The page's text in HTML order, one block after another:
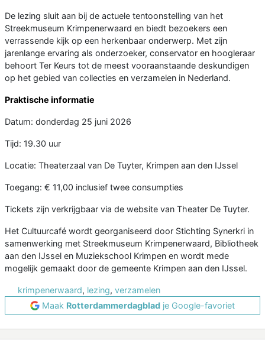
De lezing sluit aan bij de actuele tentoonstelling van het
Streekmuseum Krimpenerwaard en biedt bezoekers een
verrassende kijk op een herkenbaar onderwerp. Met zijn
jarenlange ervaring als onderzoeker, conservator en hoogleraar
behoort Ter Keurs tot de meest vooraanstaande deskundigen
op het gebied van collecties en verzamelen in Nederland.
Praktische informatie
Datum: donderdag 25 juni 2026
Tijd: 19.30 uur
Locatie: Theaterzaal van De Tuyter, Krimpen aan den IJssel
Toegang: € 11,00 inclusief twee consumpties
Tickets zijn verkrijgbaar via de website van Theater De Tuyter.
Het Cultuurcafé wordt georganiseerd door Stichting Synerkri in
samenwerking met Streekmuseum Krimpenerwaard, Bibliotheek
aan den IJssel en Muziekschool Krimpen en wordt mede
mogelijk gemaakt door de gemeente Krimpen aan den IJssel.
krimpenerwaard, lezing, verzamelen
Maak Rotterdammerdagblad je Google-favoriet